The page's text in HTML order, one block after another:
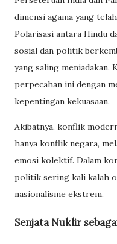
dimensi agama yang
Polarisasi antara Hindu
sosial dan politik
yang saling
perpecahan ini dengan
kepentingan kekuasaan.
Akibatnya, konflik
hanya konflik negara,
emosi kolektif. Dalam
politik sering kali kalah
nasionalisme ekstrem.
Senjata Nuklir